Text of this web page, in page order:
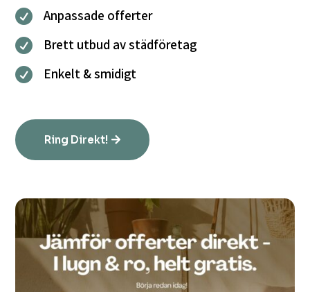
 Anpassade offerter
 Brett utbud av städföretag
 Enkelt & smidigt
Ring Direkt!